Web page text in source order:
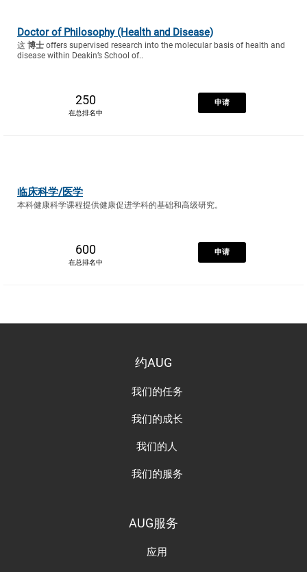
Doctor of Philosophy (Health and Disease)
这 博士 offers supervised research into the molecular basis of health and
disease within Deakin’s School of..
250
在总排名中
申请
临床科学/医学
本科健康科学课程提供健康促进学科的基础和高级研究。
600
在总排名中
申请
约AUG
我们的任务
我们的成长
我们的人
我们的服务
AUG服务
应用